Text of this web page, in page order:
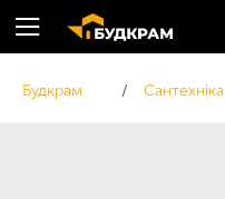
Будкрам Сантехніка